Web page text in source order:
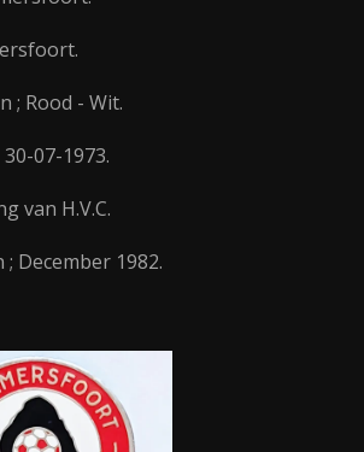
; Rood - Wit.
07-1973.
van H.V.C.
December 1982.